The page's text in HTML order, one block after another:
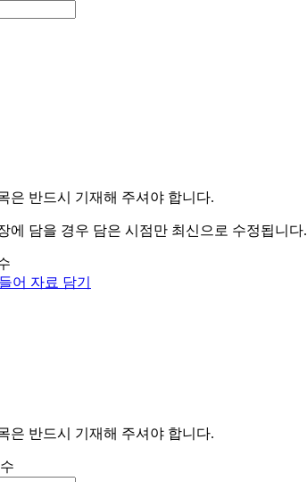
은 반드시 기재해 주셔야 합니다.
에 담을 경우 담은 시점만 최신으로 수정됩니다.
어 자료 담기
은 반드시 기재해 주셔야 합니다.